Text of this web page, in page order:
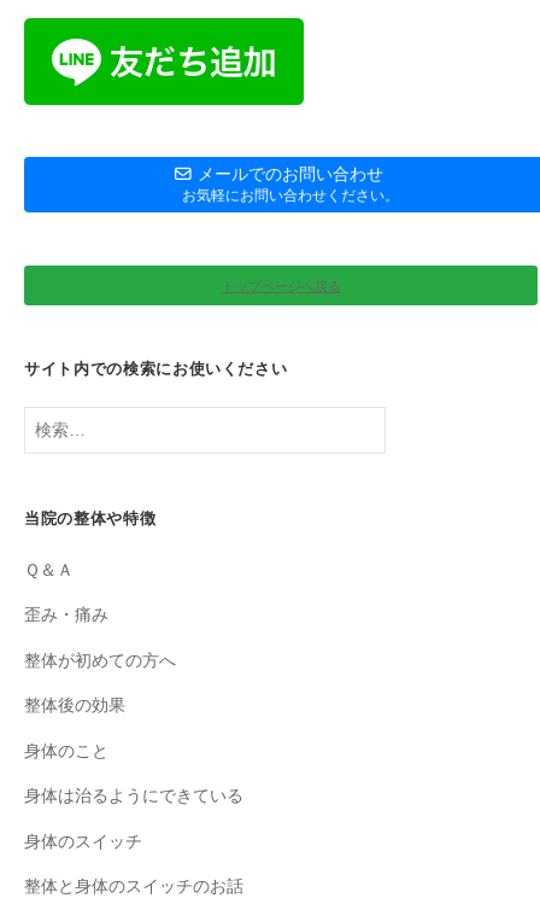
メールでのお問い合わせ
お気軽にお問い合わせください。
トップページへ戻る
サイト内での検索にお使いください
検
索:
当院の整体や特徴
Ｑ＆Ａ
歪み・痛み
整体が初めての方へ
整体後の効果
身体のこと
身体は治るようにできている
身体のスイッチ
整体と身体のスイッチのお話